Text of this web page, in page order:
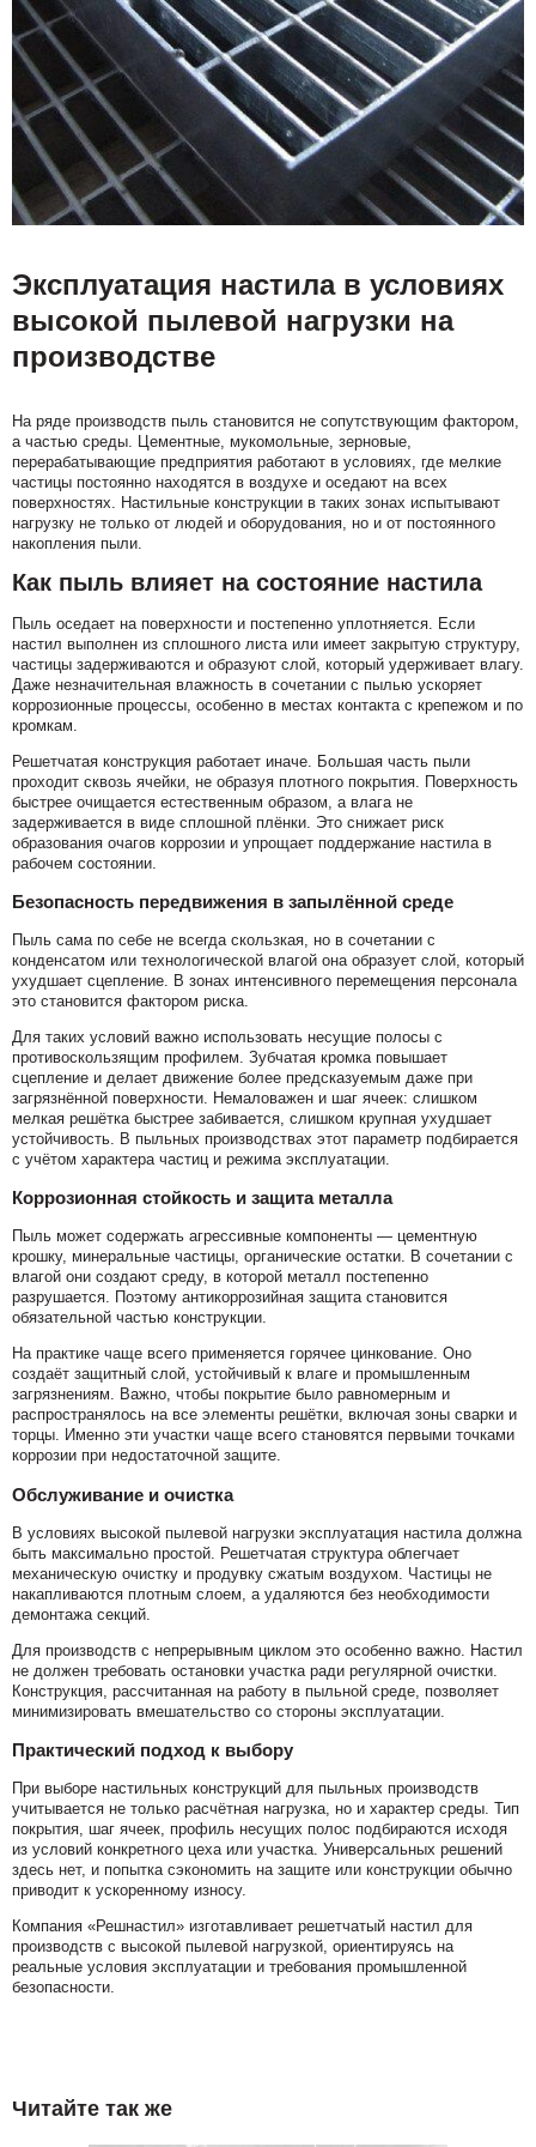
Эксплуатация настила в условиях
высокой пылевой нагрузки на
производстве
На ряде производств пыль становится не сопутствующим фактором,
а частью среды. Цементные, мукомольные, зерновые,
перерабатывающие предприятия работают в условиях, где мелкие
частицы постоянно находятся в воздухе и оседают на всех
поверхностях. Настильные конструкции в таких зонах испытывают
нагрузку не только от людей и оборудования, но и от постоянного
накопления пыли.
Как пыль влияет на состояние настила
Пыль оседает на поверхности и постепенно уплотняется. Если
настил выполнен из сплошного листа или имеет закрытую структуру,
частицы задерживаются и образуют слой, который удерживает влагу.
Даже незначительная влажность в сочетании с пылью ускоряет
коррозионные процессы, особенно в местах контакта с крепежом и по
кромкам.
Решетчатая конструкция работает иначе. Большая часть пыли
проходит сквозь ячейки, не образуя плотного покрытия. Поверхность
быстрее очищается естественным образом, а влага не
задерживается в виде сплошной плёнки. Это снижает риск
образования очагов коррозии и упрощает поддержание настила в
рабочем состоянии.
Безопасность передвижения в запылённой среде
Пыль сама по себе не всегда скользкая, но в сочетании с
конденсатом или технологической влагой она образует слой, который
ухудшает сцепление. В зонах интенсивного перемещения персонала
это становится фактором риска.
Для таких условий важно использовать несущие полосы с
противоскользящим профилем. Зубчатая кромка повышает
сцепление и делает движение более предсказуемым даже при
загрязнённой поверхности. Немаловажен и шаг ячеек: слишком
мелкая решётка быстрее забивается, слишком крупная ухудшает
устойчивость. В пыльных производствах этот параметр подбирается
с учётом характера частиц и режима эксплуатации.
Коррозионная стойкость и защита металла
Пыль может содержать агрессивные компоненты — цементную
крошку, минеральные частицы, органические остатки. В сочетании с
влагой они создают среду, в которой металл постепенно
разрушается. Поэтому антикоррозийная защита становится
обязательной частью конструкции.
На практике чаще всего применяется горячее цинкование. Оно
создаёт защитный слой, устойчивый к влаге и промышленным
загрязнениям. Важно, чтобы покрытие было равномерным и
распространялось на все элементы решётки, включая зоны сварки и
торцы. Именно эти участки чаще всего становятся первыми точками
коррозии при недостаточной защите.
Обслуживание и очистка
В условиях высокой пылевой нагрузки эксплуатация настила должна
быть максимально простой. Решетчатая структура облегчает
механическую очистку и продувку сжатым воздухом. Частицы не
накапливаются плотным слоем, а удаляются без необходимости
демонтажа секций.
Для производств с непрерывным циклом это особенно важно. Настил
не должен требовать остановки участка ради регулярной очистки.
Конструкция, рассчитанная на работу в пыльной среде, позволяет
минимизировать вмешательство со стороны эксплуатации.
Практический подход к выбору
При выборе настильных конструкций для пыльных производств
учитывается не только расчётная нагрузка, но и характер среды. Тип
покрытия, шаг ячеек, профиль несущих полос подбираются исходя
из условий конкретного цеха или участка. Универсальных решений
здесь нет, и попытка сэкономить на защите или конструкции обычно
приводит к ускоренному износу.
Компания «Решнастил» изготавливает решетчатый настил для
производств с высокой пылевой нагрузкой, ориентируясь на
реальные условия эксплуатации и требования промышленной
безопасности.
Читайте так же